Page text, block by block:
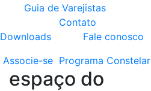
Guia de Varejistas
Downloads
Contato
Fale conosco
Associe-se Programa Constelar
espaço do